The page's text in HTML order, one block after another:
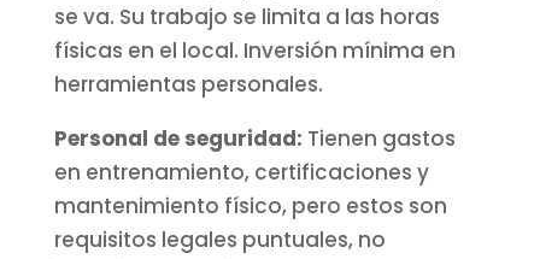
se va. Su trabajo se limita a las horas
físicas en el local. Inversión mínima en
herramientas personales.
Personal de seguridad: Tienen gastos
en entrenamiento, certificaciones y
mantenimiento físico, pero estos son
requisitos legales puntuales, no